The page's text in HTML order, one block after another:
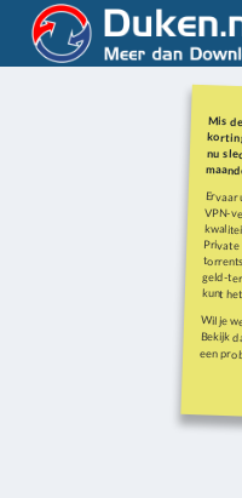
Mis
nu
Ervaar
VPN-
geld-
kunt
Wil je
Bekijk
een